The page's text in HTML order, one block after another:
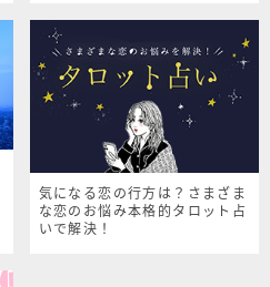
気になる恋の行方は？さまざま
な恋のお悩み本格的タロット占
いで解決！